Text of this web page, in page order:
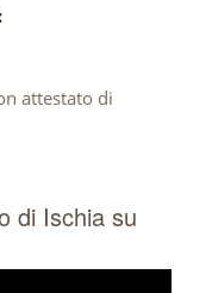
attestato di
di Ischia su